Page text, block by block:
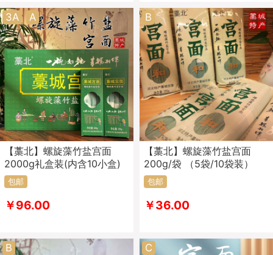
3A A
【藁北】螺旋藻竹盐宫面
2000g礼盒装(内含10小盒)
包邮
￥96.00
B
【藁北】螺旋藻竹盐宫面
200g/袋 （5袋/10袋装）
包邮
￥36.00
B C